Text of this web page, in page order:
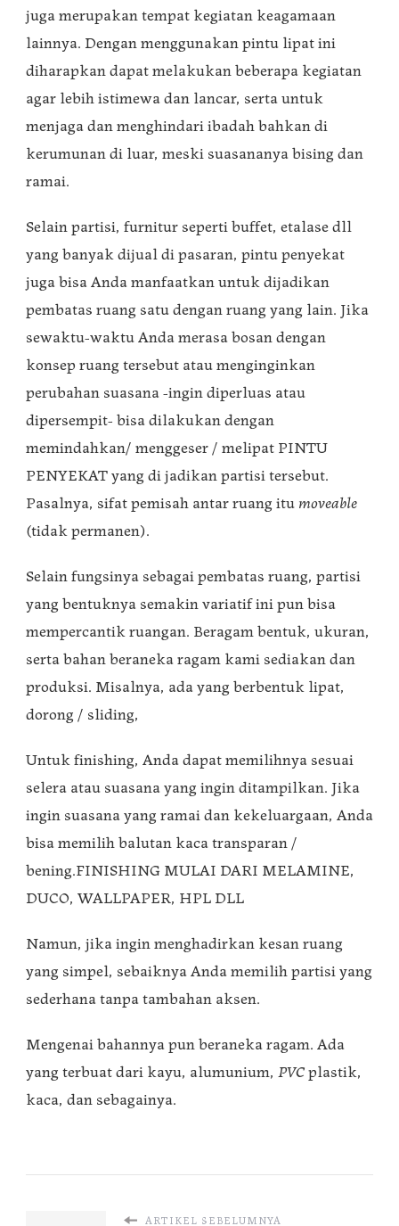
juga merupakan tempat kegiatan keagamaan
lainnya. Dengan menggunakan pintu lipat ini
diharapkan dapat melakukan beberapa kegiatan
agar lebih istimewa dan lancar, serta untuk
menjaga dan menghindari ibadah bahkan di
kerumunan di luar, meski suasananya bising dan
ramai.
Selain partisi, furnitur seperti buffet, etalase dll
yang banyak dijual di pasaran, pintu penyekat
juga bisa Anda manfaatkan untuk dijadikan
pembatas ruang satu dengan ruang yang lain. Jika
sewaktu-waktu Anda merasa bosan dengan
konsep ruang tersebut atau menginginkan
perubahan suasana -ingin diperluas atau
dipersempit- bisa dilakukan dengan
memindahkan/ menggeser / melipat PINTU
PENYEKAT yang di jadikan partisi tersebut.
Pasalnya, sifat pemisah antar ruang itumoveable
(tidak permanen).
Selain fungsinya sebagai pembatas ruang, partisi
yang bentuknya semakin variatif ini pun bisa
mempercantik ruangan. Beragam bentuk, ukuran,
serta bahan beraneka ragam kami sediakan dan
produksi. Misalnya, ada yang berbentuk lipat,
dorong / sliding,
Untuk finishing, Anda dapat memilihnya sesuai
selera atau suasana yang ingin ditampilkan. Jika
ingin suasana yang ramai dan kekeluargaan, Anda
bisa memilih balutan kaca transparan /
bening.FINISHING MULAI DARI MELAMINE,
DUCO, WALLPAPER, HPL DLL
Namun, jika ingin menghadirkan kesan ruang
yang simpel, sebaiknya Anda memilih partisi yang
sederhana tanpa tambahan aksen.
Mengenai bahannya pun beraneka ragam. Ada
yang terbuat dari kayu, alumunium, PVCplastik,
kaca, dan sebagainya.
ARTIKEL SEBELUMNYA